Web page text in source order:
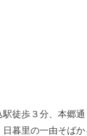
徒歩３分、本郷
日暮里の一由そば